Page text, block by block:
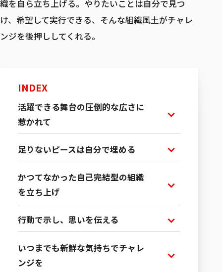
ウェルカムバック採用
織を自ら立ち上げる。やりたいことは自分で見つ
け、希望して実行できる、そんな組織風土がチャレ
ンジを後押ししてくれる。
INDEX
活躍できる舞台の圧倒的な広さに
惹かれて
足りないピースは自分で埋める
かつてなかった自己完結型の組織
を立ち上げ
行動で示し、思いを伝える
いつまでも新鮮な気持ちでチャレ
ンジを